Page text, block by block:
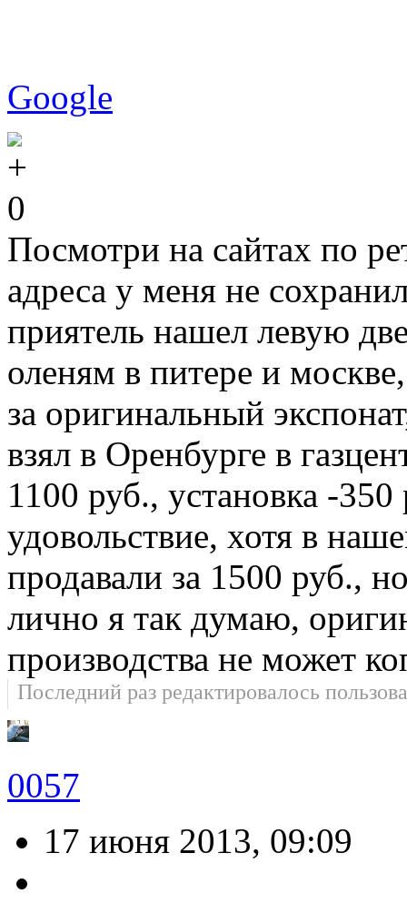
Google
0
Посмотри на сайтах по
адреса у меня не
приятель нашел левую
оленям в питере и
за оригинальный
взял в Оренбурге в
1100 руб., установка -
удовольствие, хотя в
продавали за 1500 руб.,
лично я так думаю,
производства не может
Последний раз редактировалось
0057
17 июня 2013, 09:09